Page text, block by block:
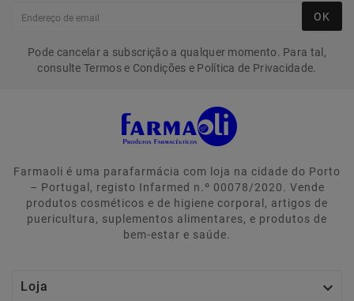
OK
Pode cancelar a subscrição a qualquer momento. Para tal,
consulte Termos e Condições e Política de Privacidade.
Farmaoli é uma parafarmácia com loja na cidade do Porto
– Portugal, registo Infarmed n.º 00078/2020. Vende
produtos cosméticos e de higiene corporal, artigos de
puericultura, suplementos alimentares, e produtos de
bem-estar e saúde.
Loja 